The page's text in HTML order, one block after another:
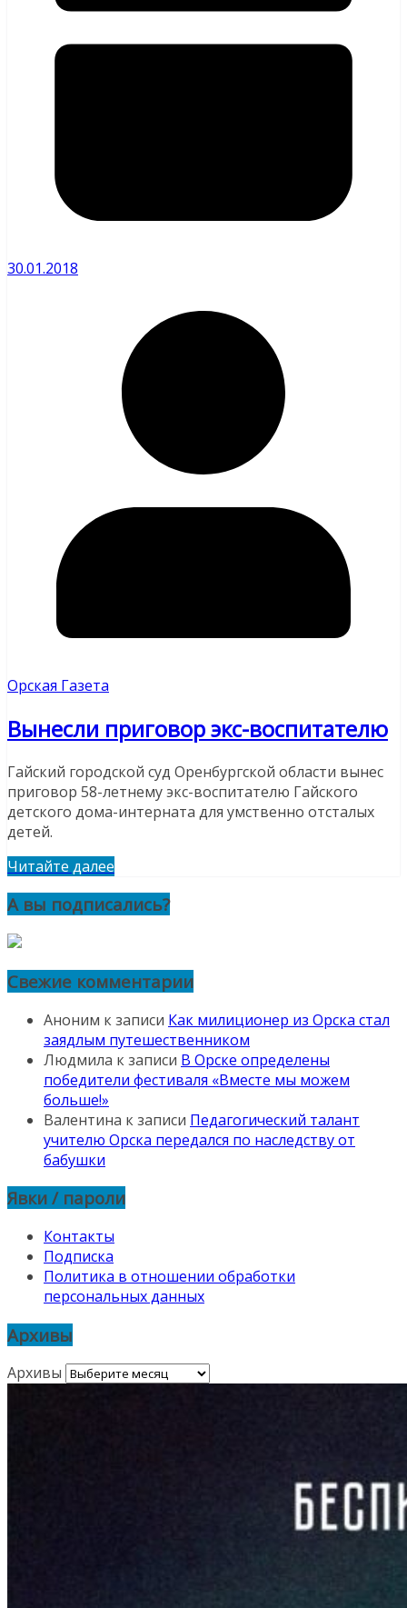
30.01.2018
Орская Газета
Вынесли приговор экс-воспитателю
Гайский городской суд Оренбургской области вынес
приговор 58-летнему экс-воспитателю Гайского
детского дома-интерната для умственно отсталых
детей.
Читайте далее
А вы подписались?
Свежие комментарии
Аноним к записи Как милиционер из Орска стал
заядлым путешественником
Людмила к записи В Орске определены
победители фестиваля «Вместе мы можем
больше!»
Валентина к записи Педагогический талант
учителю Орска передался по наследству от
бабушки
Явки / пароли
Контакты
Подписка
Политика в отношении обработки
персональных данных
Архивы
Архивы